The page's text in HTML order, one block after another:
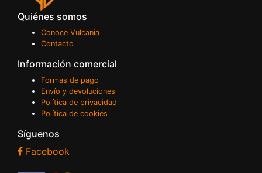
Quiénes somos
Conoce Vulcania
Contacto
Información comercial
Formas de pago
Envío y devoluciones
Política de privacidad
Política de cookies
Síguenos
Facebook